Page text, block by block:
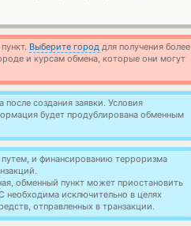
Выберите город для получения более
и курсам обмена, которые они могут
после создания заявки. Условия
будет продублирована обменным
и финансированию терроризма
обменный пункт может приостановить
необходима исключительно в целях
отправленных в транзакции.